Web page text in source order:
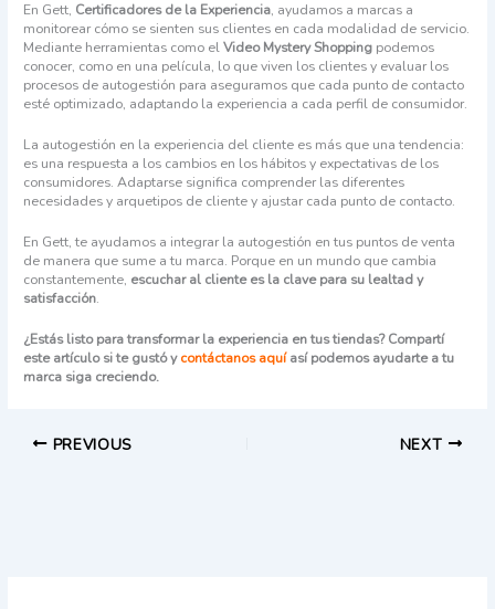
En Gett, Certificadores de la Experiencia, ayudamos a marcas a
monitorear cómo se sienten sus clientes en cada modalidad de servicio.
Mediante herramientas como elVideo Mystery Shopping podemos
conocer, como en una película, lo que viven los clientes y evaluar los
procesos de autogestión para aseguramos que cada punto de contacto
esté optimizado, adaptando la experiencia a cada perfil de consumidor.
La autogestión en la experiencia del cliente es más que una tendencia:
es una respuesta a los cambios en los hábitos y expectativas de los
consumidores. Adaptarse significa comprender las diferentes
necesidades y arquetipos de cliente y ajustar cada punto de contacto.
En Gett, te ayudamos a integrar la autogestión en tus puntos de venta
de manera que sume a tu marca. Porque en un mundo que cambia
constantemente, escuchar al cliente es la clave para su lealtad y
satisfacción.
¿Estás listo para transformar la experiencia en tus tiendas? Compartí
este artículo si te gustó ycontáctanos aquíasí podemos ayudarte a tu
marca siga creciendo.
PREVIOUS NEXT